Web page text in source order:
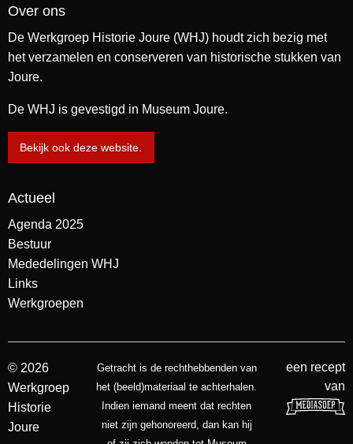
Over ons
De Werkgroep Historie Joure (WHJ) houdt zich bezig met
het verzamelen en conserveren van historische stukken van
Joure.
De WHJ is gevestigd in Museum Joure.
Bekijk ook deze website.
Actueel
Agenda 2025
Bestuur
Mededelingen WHJ
Links
Werkgroepen
© 2026
Werkgroep
Historie
Joure
Getracht is de rechthebbenden van
het (beeld)materiaal te achterhalen.
Indien iemand meent dat rechten
niet zijn gehonoreerd, dan kan hij
een recept
van